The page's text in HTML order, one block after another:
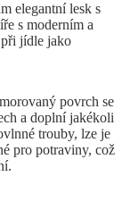
elegantní lesk s
s moderním a
jídle jako
povrch se
a doplní jakékoli
trouby, lze je
pro potraviny, což